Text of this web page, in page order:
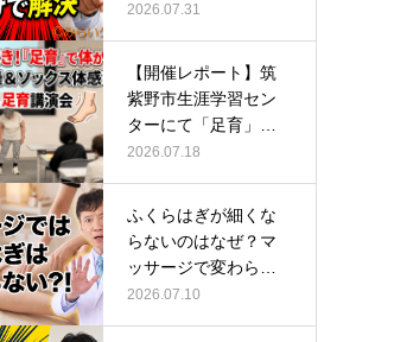
ーチ
2026.07.31
【開催レポート】筑
紫野市生涯学習セン
ターにて「足育」講
演会に登壇し…
2026.07.18
ふくらはぎが細くな
らないのはなぜ？マ
ッサージで変わらな
い根本原因
2026.07.10